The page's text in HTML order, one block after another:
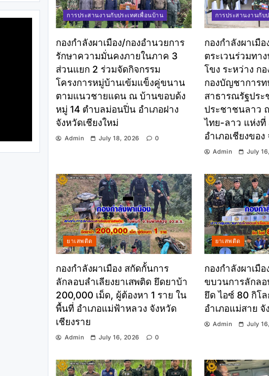
การประสานงานกับประเทศเพื่อนบ้าน
กองกำลังผาเมือง/กองอำนวยการ
รักษาความมั่นคงภายในภาค 3
ส่วนแยก 2 ร่วมจัดกิจกรรม
โครงการหมู่บ้านเข้มแข็งคู่ขนาน
ตามแนวชายแดน ณ บ้านขอบด้ง
หมู่ 14 ตำบลม่อนปิ่น อำเภอฝาง
จังหวัดเชียงใหม่
Admin July 18, 2026 0
การประสานงานกับ
กองกำลังผาเมื
ตระเวนร่วมทา
โขง ระหว่าง ก
กองบัญชาการ
สาธารณรัฐประ
ประชาชนลาว
ไทย-ลาว แห่งที่
อำเภอเชียงขอ
Admin July
ยาเสพติด
กองกำลังผาเมือง สกัดกั้นการ
ลักลอบลำเลียงยาเสพติด ยึดยาบ้า
200,000 เม็ด, ผู้ต้องหา 1 ราย ใน
พื้นที่ อำเภอแม่ฟ้าหลวง จังหวัด
เชียงราย
Admin July 16, 2026 0
ยาเสพติด
กองกำลังผาเมื
ขบวนการลักลอ
ยึด ไอซ์ 80 กิโ
อำเภอแม่สาย จั
Admin July